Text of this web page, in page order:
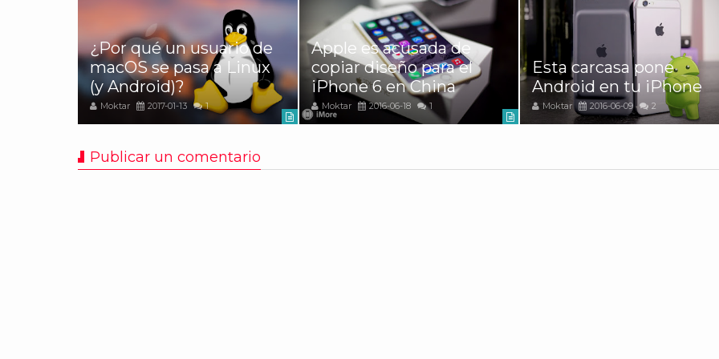
¿Por qué un usuario de
macOS se pasa a Linux
(y Android)?
Moktar 2017-01-13 1
Apple es acusada de
copiar diseño para el
iPhone 6 en China
Moktar 2016-06-18 1
Esta carcasa pone
Android en tu iPhone
Moktar 2016-06-09 2
Publicar un comentario